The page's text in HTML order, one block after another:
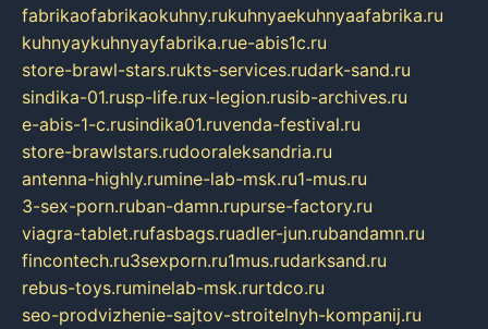
fabrikaofabrikaokuhny.rukuhnyaekuhnyaafabrika.ru
kuhnyaykuhnyayfabrika.rue-abis1c.ru
store-brawl-stars.rukts-services.rudark-sand.ru
sindika-01.rusp-life.rux-legion.rusib-archives.ru
e-abis-1-c.rusindika01.ruvenda-festival.ru
store-brawlstars.rudooraleksandria.ru
antenna-highly.rumine-lab-msk.ru1-mus.ru
3-sex-porn.ruban-damn.rupurse-factory.ru
viagra-tablet.rufasbags.ruadler-jun.rubandamn.ru
fincontech.ru3sexporn.ru1mus.rudarksand.ru
rebus-toys.ruminelab-msk.rurtdco.ru
seo-prodvizhenie-sajtov-stroitelnyh-kompanij.ru